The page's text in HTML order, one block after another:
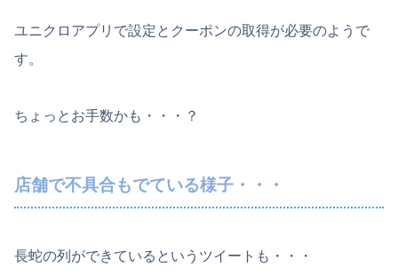
ユニクロアプリで設定とクーポンの取得が必要のようで
す。
ちょっとお手数かも・・・？
店舗で不具合もでている様子・・・
長蛇の列ができているというツイートも・・・